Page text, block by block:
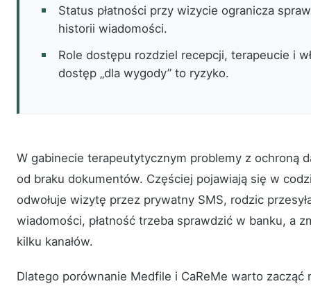
Status płatności przy wizycie ogranicza
historii wiadomości.
Role dostępu rozdziel recepcji, terapeucie i
dostęp „dla wygody” to ryzyko.
W gabinecie terapeutytycznym problemy z ochroną
od braku dokumentów. Częściej pojawiają się w
odwołuje wizytę przez prywatny SMS, rodzic
wiadomości, płatność trzeba sprawdzić w banku, a
kilku kanałów.
Dlatego porównanie Medfile i CaReMe warto zacząć